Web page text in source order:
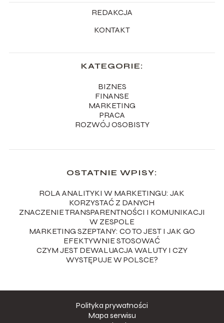
REDAKCJA
KONTAKT
KATEGORIE:
BIZNES
FINANSE
MARKETING
PRACA
ROZWÓJ OSOBISTY
OSTATNIE WPISY:
ROLA ANALITYKI W MARKETINGU: JAK
KORZYSTAĆ Z DANYCH
ZNACZENIE TRANSPARENTNOŚCI I KOMUNIKACJI
W ZESPOLE
MARKETING SZEPTANY: CO TO JEST I JAK GO
EFEKTYWNIE STOSOWAĆ
CZYM JEST DEWALUACJA WALUTY I CZY
WYSTĘPUJE W POLSCE?
Polityka prywatności
Mapa serwisu